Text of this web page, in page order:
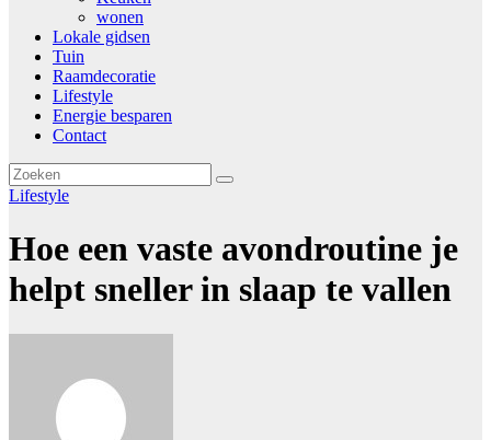
wonen
Lokale gidsen
Tuin
Raamdecoratie
Lifestyle
Energie besparen
Contact
Lifestyle
Hoe een vaste avondroutine je
helpt sneller in slaap te vallen